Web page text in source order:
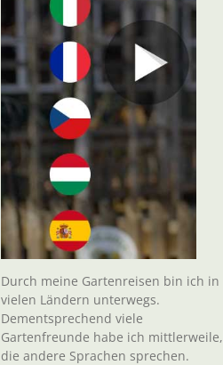
Durch meine Gartenreisen bin ich in
vielen Ländern unterwegs.
Dementsprechend viele
Gartenfreunde habe ich mittlerweile,
die andere Sprachen sprechen.